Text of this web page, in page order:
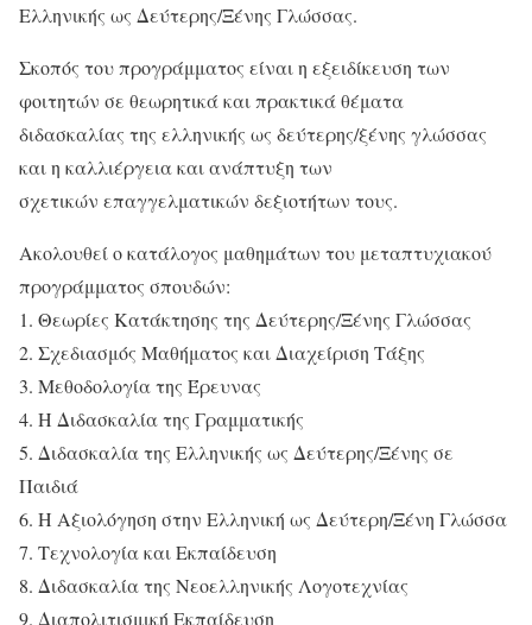
Ελληνικής ως Δεύτερης/Ξένης Γλώσσας.
Σκοπός του προγράμματος είναι η εξειδίκευση των
φοιτητών σε θεωρητικά και πρακτικά θέματα
διδασκαλίας της ελληνικής ως δεύτερης/ξένης γλώσσας
και η καλλιέργεια και ανάπτυξη των
σχετικών επαγγελματικών δεξιοτήτων τους.
Ακολουθεί ο κατάλογος μαθημάτων του μεταπτυχιακού
προγράμματος σπουδών:
1. Θεωρίες Κατάκτησης της Δεύτερης/Ξένης Γλώσσας
2. Σχεδιασμός Μαθήματος και Διαχείριση Τάξης
3. Μεθοδολογία της Έρευνας
4. Η Διδασκαλία της Γραμματικής
5. Διδασκαλία της Ελληνικής ως Δεύτερης/Ξένης σε
Παιδιά
6. Η Αξιολόγηση στην Ελληνική ως Δεύτερη/Ξένη Γλώσσα
7. Τεχνολογία και Εκπαίδευση
8. Διδασκαλία της Νεοελληνικής Λογοτεχνίας
9. Διαπολιτισμική Εκπαίδευση